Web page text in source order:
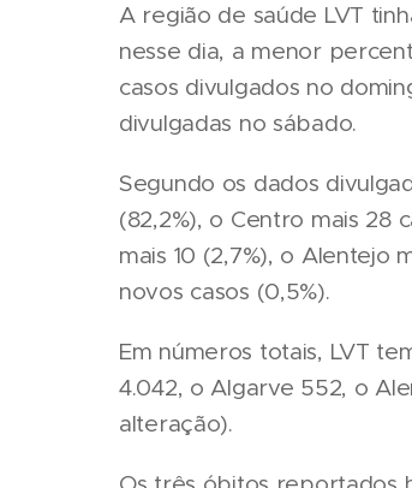
A região de saúde LVT
nesse dia, a menor
casos divulgados no
divulgadas no sábado.
Segundo os dados
(82,2%), o Centro mais 28
mais 10 (2,7%), o Alentejo
novos casos (0,5%).
Em números totais, LVT
4.042, o Algarve 552, o
alteração).